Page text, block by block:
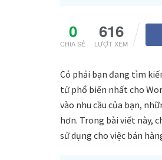
0
CHIA SẺ
616
LƯỢT XEM
Có phải bạn đang tìm
tử phổ biến nhất cho
vào nhu cầu của bạn,
hơn. Trong bài viết này,
sử dụng cho việc bán